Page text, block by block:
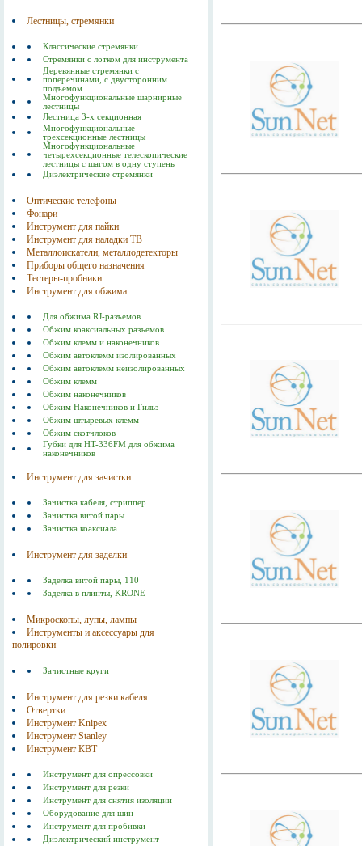
Лестницы, стремянки
Классические стремянки
Стремянки с лотком для инструмента
Деревянные стремянки с
поперечинами, с двусторонним
подъемом
Многофункциональные шарнирные
лестницы
Лестница 3-х секционная
Многофункциональные
трехсекционные лестницы
Многофункциональные
четырехсекционные телескопические
лестницы с шагом в одну ступень
Диэлектрические стремянки
Оптические телефоны
Фонари
Инструмент для пайки
Инструмент для наладки ТВ
Металлоискатели, металлодетекторы
Приборы общего назначения
Тестеры-пробники
Инструмент для обжима
Для обжима RJ-разъемов
Обжим коаксиальных разъемов
Обжим клемм и наконечников
Обжим автоклемм изолированных
Обжим автоклемм неизолированных
Обжим клемм
Обжим наконечников
Обжим Наконечников и Гильз
Обжим штыревых клемм
Обжим скотчлоков
Губки для HT-336FM для обжима
наконечников
Инструмент для зачистки
Зачистка кабеля, стриппер
Зачистка витой пары
Зачистка коаксиала
Инструмент для заделки
Заделка витой пары, 110
Заделка в плинты, KRONE
Микроскопы, лупы, лампы
Инструменты и аксессуары для
полировки
Зачистные круги
Инструмент для резки кабеля
Отвертки
Инструмент Knipex
Инструмент Stanley
Инструмент КВТ
Инструмент для опрессовки
Инструмент для резки
Инструмент для снятия изоляции
Оборудование для шин
Инструмент для пробивки
Диэлектрический инструмент